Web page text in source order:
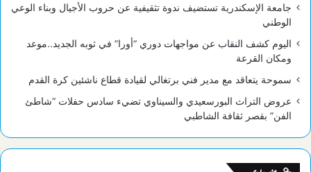
جامعة الإسكندرية تستضيف ندوة تثقيفية عن حروب الأجيال وبناء الوعي
الوطني
اليوم كشف النقاب عن مواجهات دوري “أورا” في ثوبه الجديد..موعد
ومكان القرعة
سموحة يتعاقد مع مدير فني برتغالي لقيادة قطاع ناشئين كرة القدم
عروض التراث البورسعيدي والسيناوي تضيء سادس حفلات “شاطئ
الفن” بقصر ثقافة الشاطبي